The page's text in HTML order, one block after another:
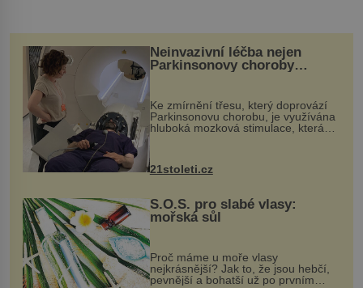
Neinvazivní léčba nejen
Parkinsonovy choroby
Ke zmírnění třesu, který doprovází
Parkinsonovu chorobu, je využívána
hluboká mozková stimulace, která
však vyžaduje vysoce invazivní
zákrok. Ultrazvuk zase není vhodný
k dostatečně přesnému zacílení ...
21stoleti.cz
S.O.S. pro slabé vlasy:
mořská sůl
Proč máme u moře vlasy
nejkrásnější? Jak to, že jsou hebčí,
pevnější a bohatší už po prvním